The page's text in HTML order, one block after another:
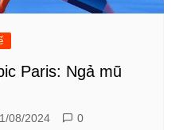
Paris: Ngả mũ
08/2024 0